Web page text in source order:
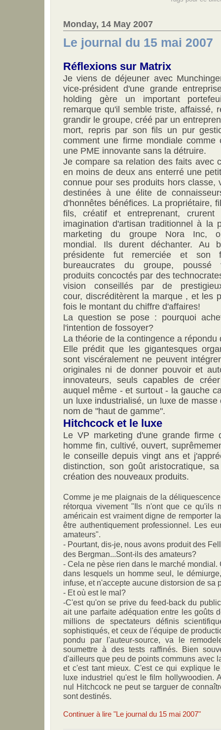
Monday, 14 May 2007
Le journal du 15 mai 2007
Réflexions sur Matrix
Je viens de déjeuner avec
vice-président d'une grande
holding gère un important
remarque qu'il semble triste, affaissé,
grandir le groupe, créé par un
mort, repris par son fils un pur
comment une firme mondiale comme
une PME innovante sans la détruire.
Je compare sa relation des faits avec
en moins de deux ans enterré une
connue pour ses produits hors classe,
destinées à une élite de
d'honnêtes bénéfices. La propriétaire,
fils, créatif et entreprenant, crurent
imagination d'artisan traditionnel à la
marketing du groupe Nora Inc,
mondial. Ils durent déchanter. Au
présidente fut remerciée et son
bureaucrates du groupe,
produits concoctés par des
vision conseillés par de
cour, discréditèrent la marque , et les
fois le montant du chiffre d'affaires!
La question se pose : pourquoi
l'intention de fossoyer?
La théorie de la contingence a
Elle prédit que les gigantesques
sont viscéralement ne peuvent
originales ni de donner pouvoir et
innovateurs, seuls capables de
auquel même - et surtout - la gauche
un luxe industrialisé, un luxe de
nom de "haut de gamme".
Hitchcock et le luxe
Le VP marketing d'une grande firme
homme fin, cultivé, ouvert,
le conseille depuis vingt ans et
distinction, son goût aristocratique,
création des nouveaux produits.
Comme je me plaignais de la
rétorqua vivement "Ils n'ont que ce qu'ils
américain est vraiment digne de remporter
être authentiquement professionnel. Les
amateurs".
- Pourtant, dis-je, nous avons produit des
des Bergman...Sont-ils des amateurs?
- Cela ne pèse rien dans le marché mondial.
dans lesquels un homme seul, le
infuse, et n'accepte aucune distorsion de sa
- Et où est le mal?
-C'est qu'on se prive du feed-back du
ait une parfaite adéquation entre les goûts
millions de spectateurs définis
sophistiqués, et ceux de l'équipe de
pondu par l'auteur-source, va le
soumettre à des tests raffinés. Bien
d'ailleurs que peu de points communs avec
et c'est tant mieux. C'est ce qui explique
luxe industriel qu'est le film hollywoodien.
nul Hitchcock ne peut se targuer de
sont destinés.
Continuer à lire "Le journal du 15 mai 2007"